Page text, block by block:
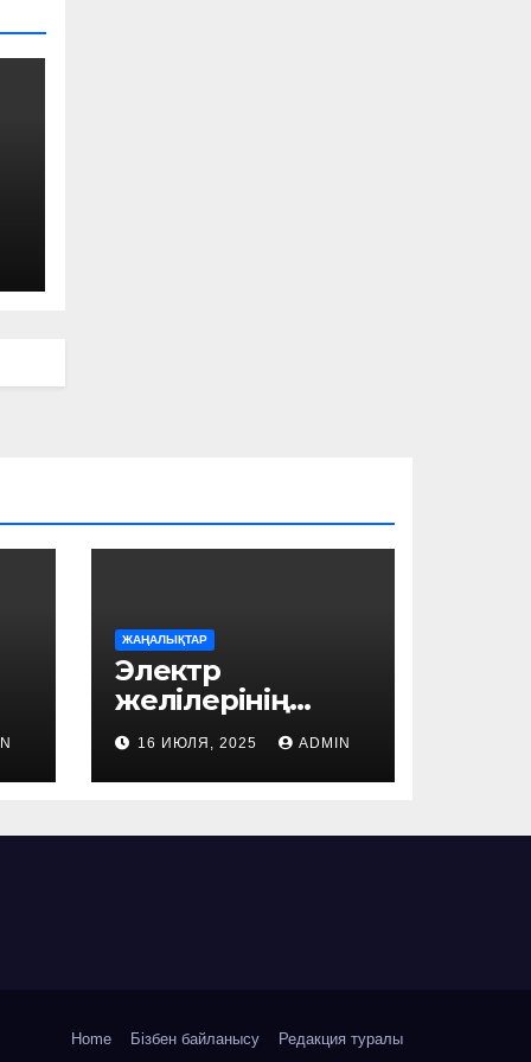
ЖАҢАЛЫҚТАР
Электр
желілерінің
сапасын арттыру
мәселесі
қаралды
16 ИЮЛЯ, 2025 ADMIN
Home Бізбен байланысу Редакция туралы